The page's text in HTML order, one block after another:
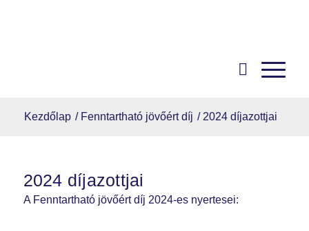
Kezdőlap / Fenntartható jövőért díj / 2024 díjazottjai
2024 díjazottjai
A Fenntartható jövőért díj 2024-es nyertesei: